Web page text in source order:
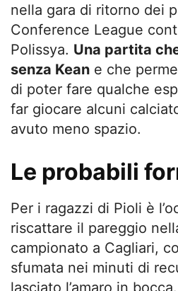
nella gara di ritorno dei
Conference League
Polissya. Una partita
senza Kean e che
di poter fare qualche
far giocare alcuni
avuto meno spazio.
Le probabili
Per i ragazzi di Pioli è
riscattare il pareggio
campionato a Cagliari,
sfumata nei minuti di
lasciato l’amaro in bocca.